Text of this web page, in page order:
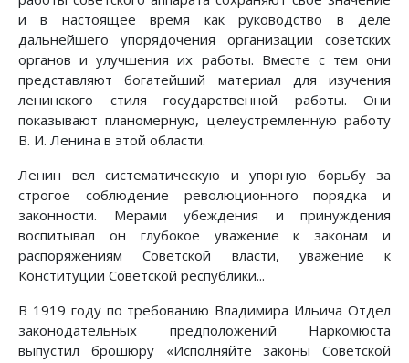
и в настоящее время как руководство в деле
дальнейшего упорядочения организации советских
органов и улучшения их работы. Вместе с тем они
представляют богатейший материал для изучения
ленинского стиля государственной работы. Они
показывают планомерную, целеустремленную работу
В. И. Ленина в этой области.
Ленин вел систематическую и упорную борьбу за
строгое соблюдение революционного порядка и
законности. Мерами убеждения и принуждения
воспитывал он глубокое уважение к законам и
распоряжениям Советской власти, уважение к
Конституции Советской республики...
В 1919 году по требованию Владимира Ильича Отдел
законодательных предположений Наркомюста
выпустил брошюру «Исполняйте законы Советской